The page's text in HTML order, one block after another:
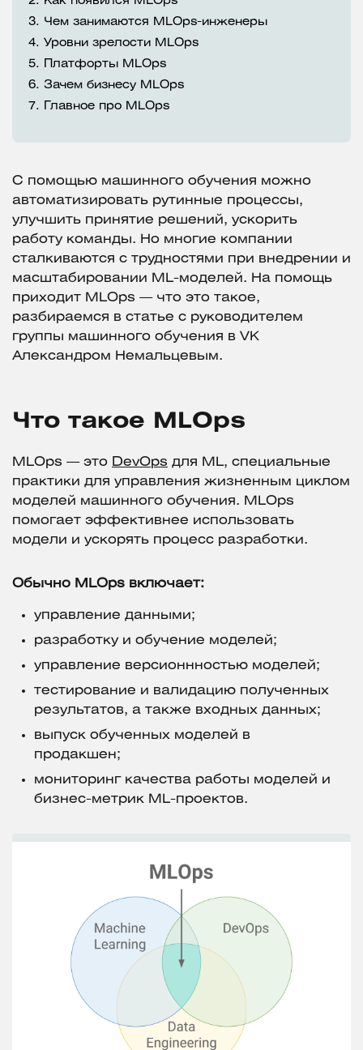
3. Чем занимаются MLOps-инженеры
4. Уровни зрелости MLOps
5.
Платфорты MLOps
6. Зачем бизнесу MLOps
7.
Главное про MLOps
С помощью машинного обучения можно
автоматизировать рутинные процессы,
улучшить принятие решений, ускорить
работу команды. Но многие компании
сталкиваются с трудностями при внедрении и
масштабировании ML-моделей. На помощь
приходит MLOps — что это такое,
разбираемся в статье с руководителем
группы машинного обучения в VK
Александром Немальцевым.
Что такое MLOps
MLOps — это DevOps для ML, специальные
практики для управления жизненным циклом
моделей машинного обучения. MLOps
помогает эффективнее использовать
модели и ускорять процесс разработки.
Обычно MLOps включает:
управление данными;
разработку и обучение моделей;
управление версионнностью моделей;
тестирование и валидацию полученных
результатов, а также входных данных;
выпуск обученных моделей в
продакшен;
мониторинг качества работы моделей и
бизнес-метрик ML-проектов.